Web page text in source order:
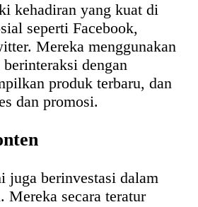
kehadiran yang kuat di
seperti Facebook,
Mereka menggunakan
dengan
produk terbaru, dan
dan promosi.
juga berinvestasi dalam
Mereka secara teratur